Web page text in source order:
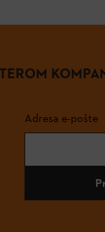
Adresa e-pošte